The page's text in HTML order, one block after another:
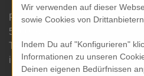
Rathausgasse 27
5000 Aarau
Tel: 062 822 19 19
info@kresom.ch
Wir verwenden auf dieser
sowie Cookies von Drittanbietern.
Indem Du auf "Konfigurieren"
Informationen zu unseren
Deinen eigenen Bedürfnissen